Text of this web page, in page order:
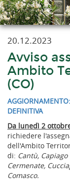
20.12.2023
Avviso
Ambito
(CO)
DEFINITIVA
Da lunedì 2
richiedere
dell'Ambito
di: Cantù,
Cermenate,
Comasco.